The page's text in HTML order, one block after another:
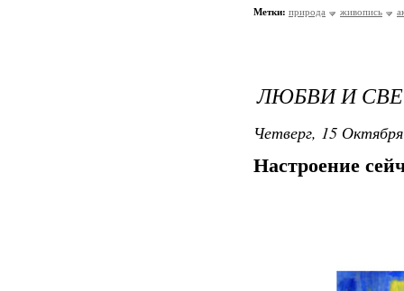
Метки: природа живопись
ЛЮБВИ И
Четверг, 15
Настроение